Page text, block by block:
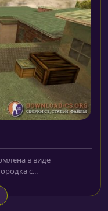
в виде
с...